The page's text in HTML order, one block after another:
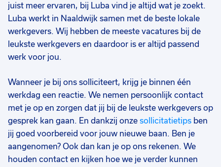
Contact
juist meer ervaren, bij Luba vind je altijd wat je zoekt.
Luba werkt in Naaldwijk samen met de beste lokale
werkgevers. Wij hebben de meeste vacatures bij de
leukste werkgevers en daardoor is er altijd passend
werk voor jou.
Wanneer je bij ons solliciteert, krijg je binnen één
werkdag een reactie. We nemen persoonlijk contact
met je op en zorgen dat jij bij de leukste werkgevers op
gesprek kan gaan. En dankzij onze sollicitatietips ben
jij goed voorbereid voor jouw nieuwe baan. Ben je
aangenomen? Ook dan kan je op ons rekenen. We
houden contact en kijken hoe we je verder kunnen